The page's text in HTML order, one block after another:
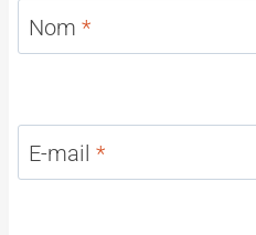
Nom *
E-mail *